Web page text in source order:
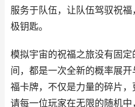
服务于队伍，让队伍驾驭祝
极钥匙。
模拟宇宙的祝福之旅没有固
间，都是一次全新的概率展
福卡牌，不仅是力量的碎片
请每一位玩家在无限的随机